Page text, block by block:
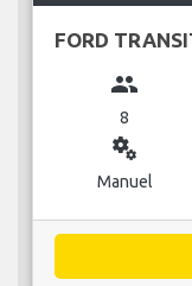
FORD
group
8
miscellaneous_services
Manuel